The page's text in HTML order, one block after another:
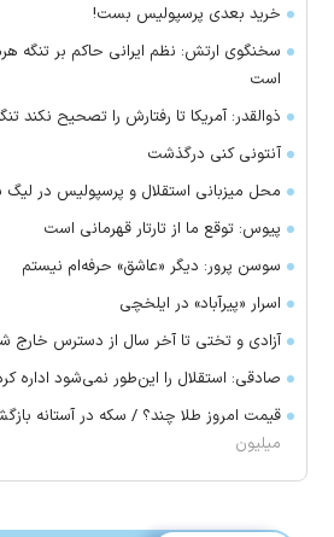
خرید بعدی پرسپولیس بست!
سخنگوی ارتش: نظم ایرانی حاکم بر تنگه
است
ذوالقدر: آمریکا تا رفتارش را تصحیح نکند
آنتونی کنی درگذشت
محل میزبانی استقلال و پرسپولیس در لیگ
پیوس: توقع ما از تارتار قهرمانی است
سوسن پرور: دیگر «عاشق» حرفه‌ام نیستم
اسرار «پیرآباد» در ایلخچی
آزادی و تختی تا آخر سال از دسترس خارج
صادقی: استقلال را این‌طور نمی‌شود اداره
میلیون